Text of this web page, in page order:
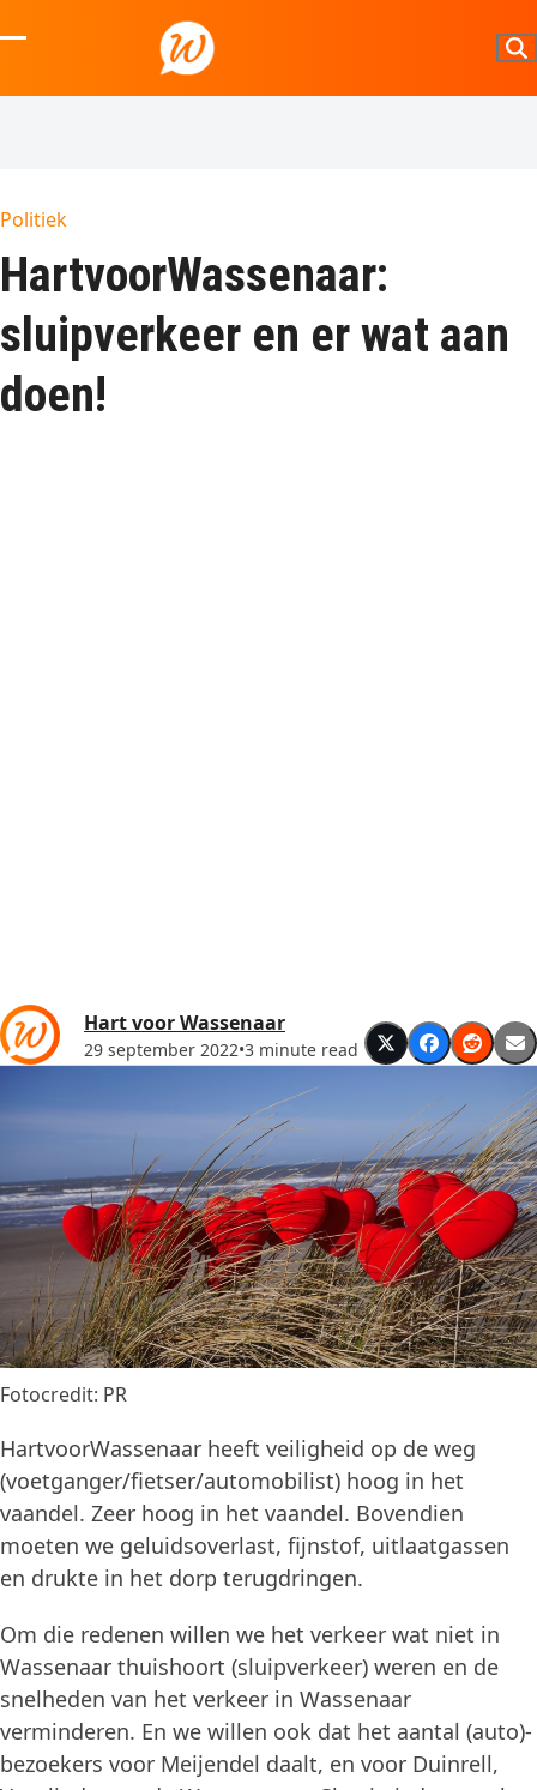
to
mobile
mobile
Politiek
HartvoorWassenaar:
sluipverkeer en er wat aan
doen!
Hart voor Wassenaar
29 september 2022•3 minute read
Fotocredit: PR
HartvoorWassenaar heeft veiligheid op de weg
(voetganger/fietser/automobilist) hoog in het
vaandel. Zeer hoog in het vaandel. Bovendien
moeten we geluidsoverlast, fijnstof, uitlaatgassen
en drukte in het dorp terugdringen.
Om die redenen willen we het verkeer wat niet in
Wassenaar thuishoort (sluipverkeer) weren en de
snelheden van het verkeer in Wassenaar
verminderen. En we willen ook dat het aantal (auto)-
bezoekers voor Meijendel daalt, en voor Duinrell,